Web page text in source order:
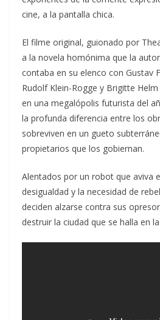
cine, a la pantalla chica.
El filme original, guionado por
a la novela homónima que la
contaba en su elenco con Gustav
Rudolf Klein-Rogge y Brigitte
en una megalópolis futurista del
la profunda diferencia entre los
sobreviven en un gueto
propietarios que los gobiernan.
Alentados por un robot que aviva
desigualdad y la necesidad de
deciden alzarse contra sus
destruir la ciudad que se halla en